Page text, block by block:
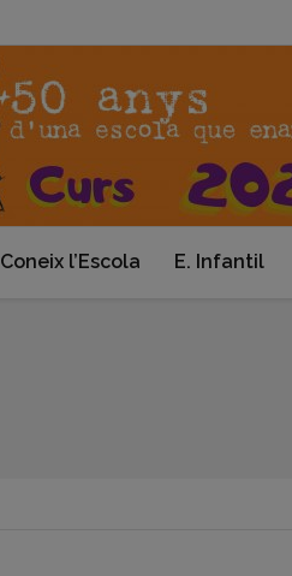
Coneix l’Escola E. Infantil